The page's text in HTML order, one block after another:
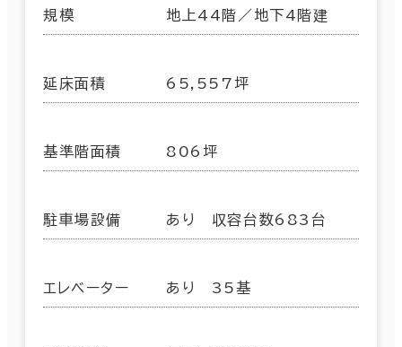
規模 地上44階／地下4階建
延床面積 65,557坪
基準階面積 806坪
駐車場設備 あり 収容台数683台
エレベーター あり 35基